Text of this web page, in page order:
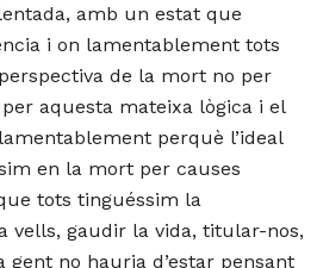
amb un estat que
i on lamentablement tots
de la mort no per
aquesta mateixa lògica i el
perquè l’ideal
en la mort per causes
tots tinguéssim la
vells, gaudir la vida, titular-nos,
no hauria d’estar pensant